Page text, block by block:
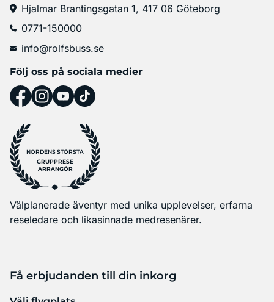
Hjalmar Brantingsgatan 1, 417 06 Göteborg
0771-150000
info@rolfsbuss.se
Följ oss på sociala medier
NORDENS STÖRSTA
GRUPPRESE
ARRANGÖR
Välplanerade äventyr med unika upplevelser, erfarna
reseledare och likasinnade medresenärer.
Få erbjudanden till din inkorg